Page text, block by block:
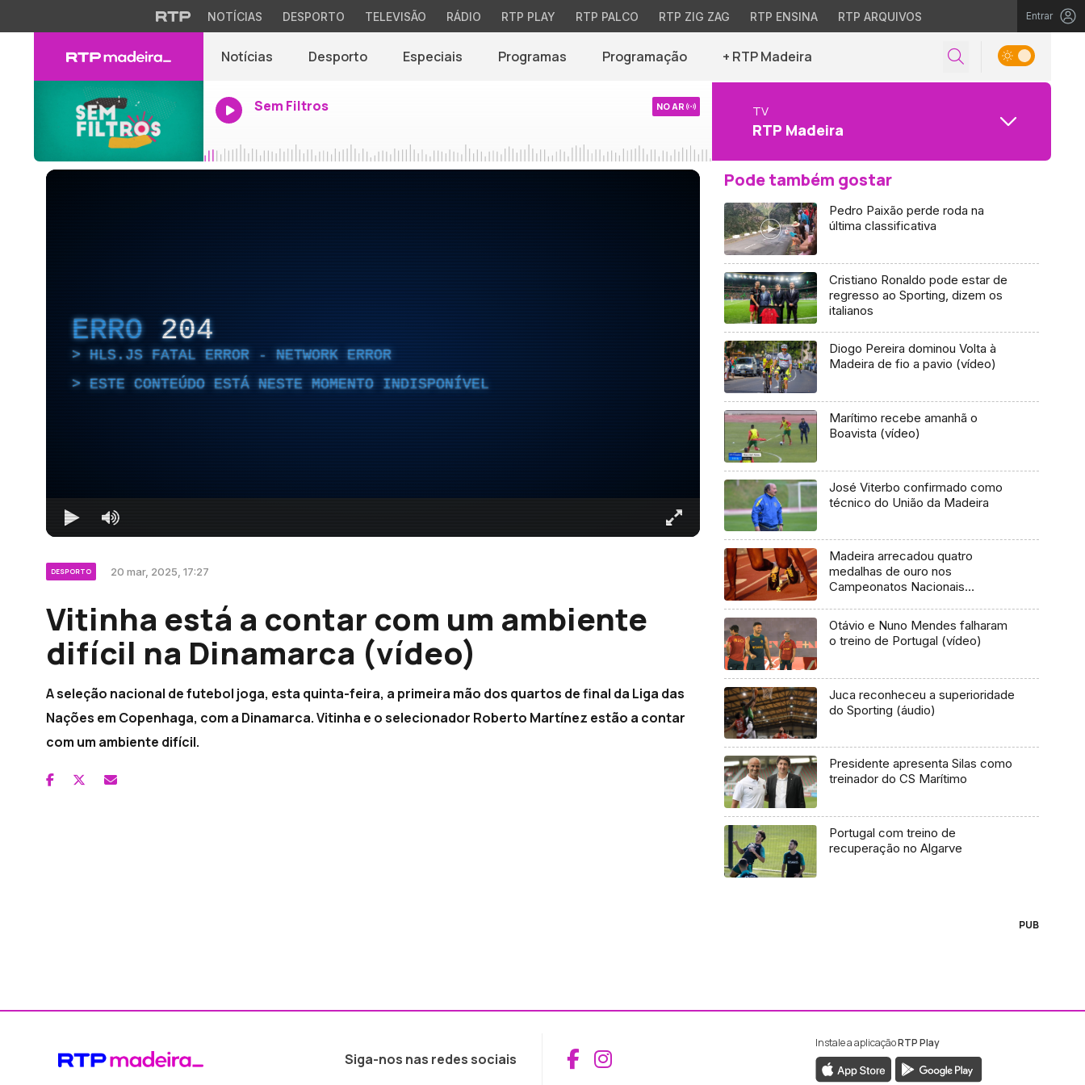
NOTÍCIAS DESPORTO TELEVISÃO RÁDIO RTP PLAY RTP PALCO RTP ZIG ZAG RTP ENSINA RTP ARQUIVOS Entrar
Notícias Desporto Especiais Programas Programação + RTP Madeira
Sem Filtros NO AR TV
RTP Madeira
ERRO 204
HLS.JS FATAL ERROR - NETWORK ERROR
ESTE CONTEÚDO ESTÁ NESTE MOMENTO INDISPONÍVEL
DESPORTO 20 mar, 2025, 17:27
Vitinha está a contar com um ambiente
difícil na Dinamarca (vídeo)
A seleção nacional de futebol joga, esta quinta-feira, a primeira mão dos quartos de final da Liga das
Nações em Copenhaga, com a Dinamarca. Vitinha e o selecionador Roberto Martínez estão a contar
com um ambiente difícil.
Pode também gostar
Pedro Paixão perde roda na
última classificativa
Cristiano Ronaldo pode estar de
regresso ao Sporting, dizem os
italianos
Diogo Pereira dominou Volta à
Madeira de fio a pavio (vídeo)
Marítimo recebe amanhã o
Boavista (vídeo)
José Viterbo confirmado como
técnico do União da Madeira
Madeira arrecadou quatro
medalhas de ouro nos
Campeonatos Nacionais
Otávio e Nuno Mendes falharam
o treino de Portugal (vídeo)
Juca reconheceu a superioridade
do Sporting (áudio)
Presidente apresenta Silas como
treinador do CS Marítimo
Portugal com treino de
recuperação no Algarve
PUB
Siga-nos nas redes sociais Aceder ao Facebook da RTP Madeira
Aceder ao Instagram da RTP Madeira
Instale a aplicaçãoRTP Play